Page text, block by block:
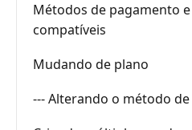
Métodos de pagamento
compatíveis
Mudando de plano
--- Alterando o método